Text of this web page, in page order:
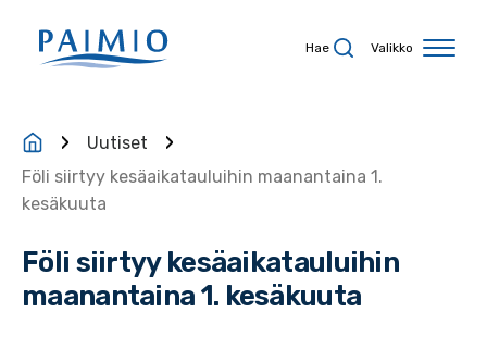
Hae Valikko
Uutiset
Föli siirtyy kesäaikatauluihin maanantaina 1.
kesäkuuta
Föli siirtyy kesäaikatauluihin
maanantaina 1. kesäkuuta